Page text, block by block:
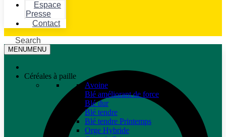
Espace
Presse
Contact
Search
MENUMENU
Céréales à paille
Avoine
Blé améliorant de force
Blé dur
Blé tendre
Blé tendre Printemps
Orge Hybride